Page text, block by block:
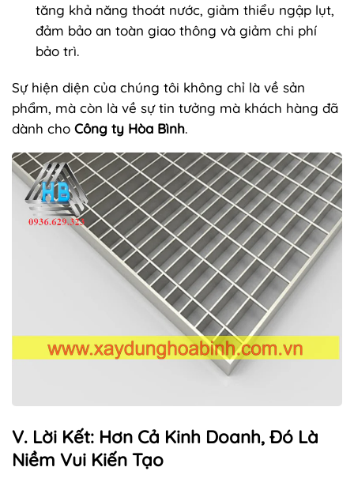
tăng khả năng thoát nước, giảm thiểu ngập lụt,
đảm bảo an toàn giao thông và giảm chi phí
bảo trì.
Sự hiện diện của chúng tôi không chỉ là về sản
phẩm, mà còn là về sự tin tưởng mà khách hàng đã
dành cho Công ty Hòa Bình.
V. Lời Kết: Hơn Cả Kinh Doanh, Đó Là
Niềm Vui Kiến Tạo